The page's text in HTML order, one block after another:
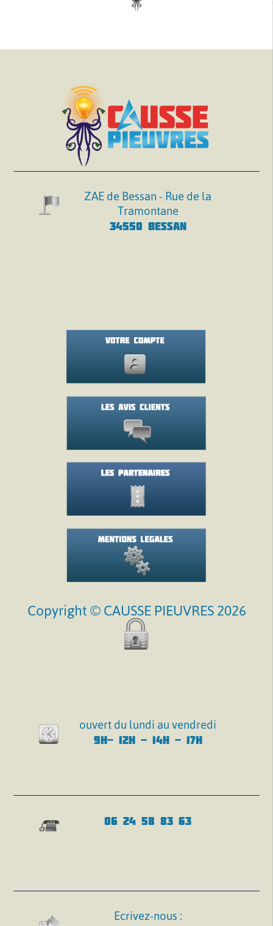
ZAE de Bessan - Rue de la
Tramontane
34550 BESSAN
Copyright © CAUSSE PIEUVRES 2026
ouvert du lundi au vendredi
9H- 12H - 14H - 17H
06 24 58 83 63
Ecrivez-nous :